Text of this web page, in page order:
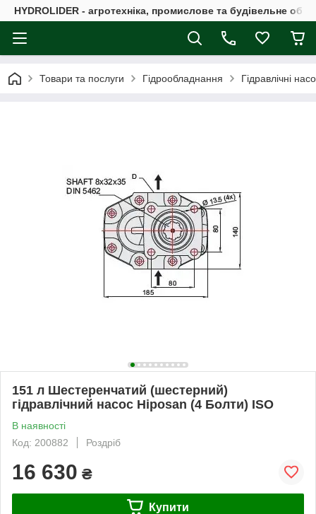
HYDROLIDER - агротехніка, промислове та будівельне
Товари та послуги Гідрообладнання Гідравлічні
151 л Шестеренчатий (шестерний)
гідравлічний насос Hiposan (4 Болти) ISO
В наявності
Код: 200882
Роздріб
16 630 ₴
Купити